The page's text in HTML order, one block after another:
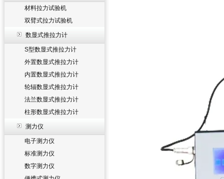
材料拉力试验机
双臂式拉力试验机
数显式推拉力计
S型数显式推拉力计
外置数显式推拉力计
内置数显式推拉力计
轮辐数显式推拉力计
法兰数显式推拉力计
柱形数显式推拉力计
测力仪
电子测力仪
标准测力仪
数字测力仪